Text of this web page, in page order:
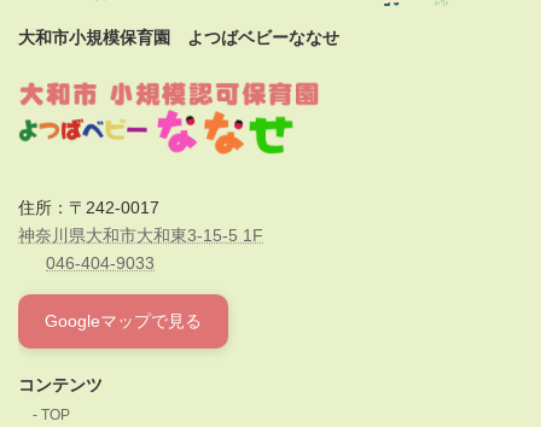
大和市小規模保育園 よつばベビーななせ
住所：〒242-0017
神奈川県大和市大和東3-15-5 1F
046-404-9033
Googleマップで見る
コンテンツ
TOP